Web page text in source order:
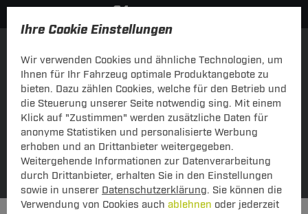
Ihre Cookie Einstellungen
Wir verwenden Cookies und ähnliche Technologien, um
Ihnen für Ihr Fahrzeug optimale Produktangebote zu
bieten. Dazu zählen Cookies, welche für den Betrieb und
die Steuerung unserer Seite notwendig sing. Mit einem
Klick auf "Zustimmen" werden zusätzliche Daten für
anonyme Statistiken und personalisierte Werbung
erhoben und an Drittanbieter weitergegeben.
Weitergehende Informationen zur Datenverarbeitung
durch Drittanbieter, erhalten Sie in den Einstellungen
sowie in unserer Datenschutzerklärung. Sie können die
Verwendung von Cookies auch ablehnen oder jederzeit
Einkaufen über Fahrzeug über Schlüsselnummer
SUCHE Meine Fahrzeuge